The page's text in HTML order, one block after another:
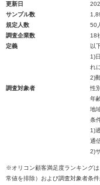
更新日
サンプル数
規定人数
50
調査企業数
18
定義
以
1)
れ
2)
調査対象者
性
年
地
条
1)
通
2)
※オリコン顧客満足度ランキング
常値を排除）および調査対象者条